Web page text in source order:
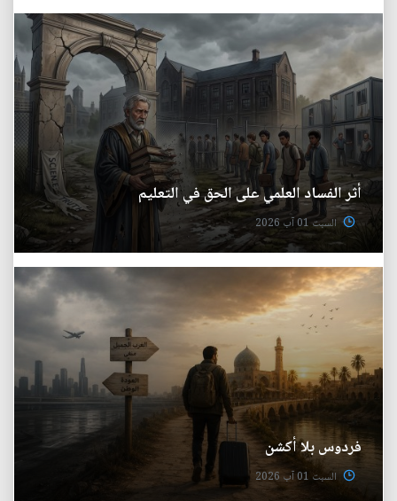
أثر الفساد العلمي على الحق في التعليم
السبت 01 آب 2026
فردوس بلا أكشن
السبت 01 آب 2026